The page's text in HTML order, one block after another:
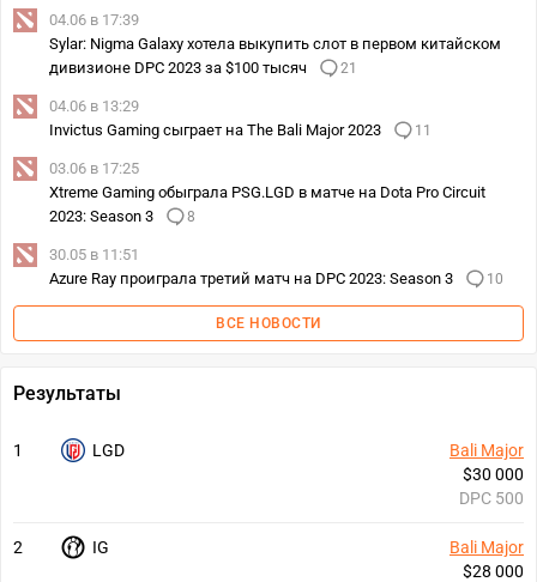
04.06 в 17:39
Sylar: Nigma Galaxy хотела выкупить слот в первом китайском
дивизионе DPC 2023 за $100 тысяч
21
04.06 в 13:29
Invictus Gaming сыграет на The Bali Major 2023
11
03.06 в 17:25
Xtreme Gaming обыграла PSG.LGD в матче на Dota Pro Circuit
2023: Season 3
8
30.05 в 11:51
Azure Ray проиграла третий матч на DPC 2023: Season 3
10
ВСЕ НОВОСТИ
Результаты
1 LGD
Bali Major
$30 000
DPC 500
2 IG
Bali Major
$28 000